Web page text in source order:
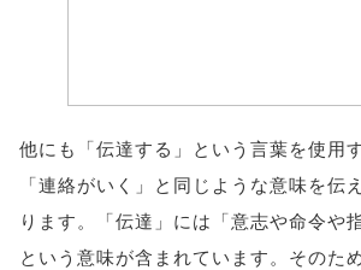
他にも「伝達する」という言葉を使用
「連絡がいく」と同じような意味を伝
ります。「伝達」には「意志や命令や
という意味が含まれています。そのた